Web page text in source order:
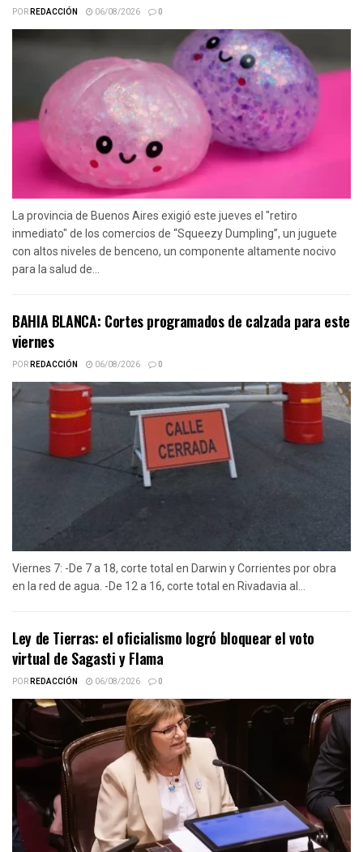
PORREDACCIÓN 06/08/2026 0
La provincia de Buenos Aires exigió este jueves el "retiro
inmediato" de los comercios de “Squeezy Dumpling”, un juguete
con altos niveles de benceno, un componente altamente nocivo
para la salud de...
BAHIA BLANCA: Cortes programados de calzada para este
viernes
PORREDACCIÓN 06/08/2026 0
Viernes 7: -De 7 a 18, corte total en Darwin y Corrientes por obra
en la red de agua. -De 12 a 16, corte total en Rivadavia al...
Ley de Tierras: el oficialismo logró bloquear el voto
virtual de Sagasti y Flama
PORREDACCIÓN 06/08/2026 0